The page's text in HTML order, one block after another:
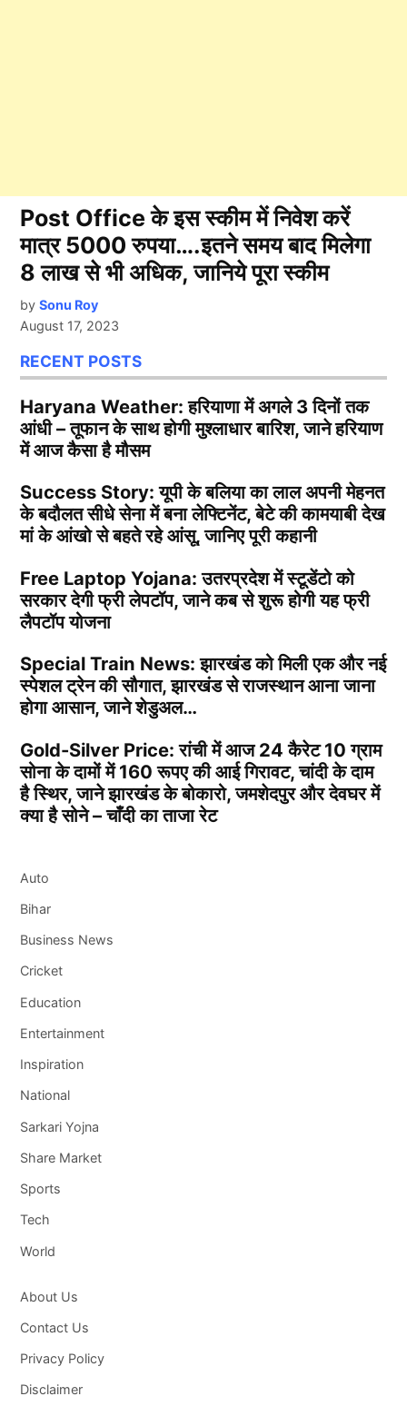
Post Office के इस स्कीम में निवेश करें
मात्र 5000 रुपया….इतने समय बाद मिलेगा
8 लाख से भी अधिक, जानिये पूरा स्कीम
by Sonu Roy
August 17, 2023
RECENT POSTS
Haryana Weather: हरियाणा में अगले 3 दिनों तक
आंधी – तूफान के साथ होगी मुश्लाधार बारिश, जाने हरियाण
में आज कैसा है मौसम
Success Story: यूपी के बलिया का लाल अपनी मेहनत
के बदौलत सीधे सेना में बना लेफ्टिनेंट, बेटे की कामयाबी देख
मां के आंखो से बहते रहे आंसू, जानिए पूरी कहानी
Free Laptop Yojana: उतरप्रदेश में स्टूडेंटो को
सरकार देगी फ्री लेपटॉप, जाने कब से शुरू होगी यह फ्री
लैपटॉप योजना
Special Train News: झारखंड को मिली एक और नई
स्पेशल ट्रेन की सौगात, झारखंड से राजस्थान आना जाना
होगा आसान, जाने शेडुअल…
Gold-Silver Price: रांची में आज 24 कैरेट 10 ग्राम
सोना के दामों में 160 रूपए की आई गिरावट, चांदी के दाम
है स्थिर, जाने झारखंड के बोकारो, जमशेदपुर और देवघर में
क्या है सोने – चाँदी का ताजा रेट
Auto
Bihar
Business News
Cricket
Education
Entertainment
Inspiration
National
Sarkari Yojna
Share Market
Sports
Tech
World
About Us
Contact Us
Privacy Policy
Disclaimer